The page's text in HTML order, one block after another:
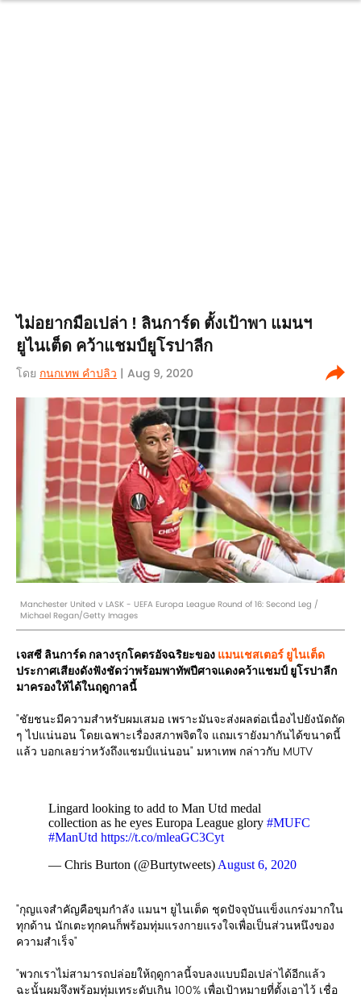
ไม่อยากมือเปล่า ! ลินการ์ด ตั้งเป้าพา แมนฯ
ยูไนเต็ด คว้าแชมป์ยูโรปาลีก
โดย กนกเทพ คำปลิว | Aug 9, 2020
Manchester United v LASK - UEFA Europa League Round of 16: Second Leg /
Michael Regan/Getty Images
เจสซี ลินการ์ด กลางรุกโคตรอัจฉริยะของ แมนเชสเตอร์ ยูไนเต็ด
ประกาศเสียงดังฟังชัดว่าพร้อมพาทัพปีศาจแดงคว้าแชมป์ ยูโรปาลีก
มาครองให้ได้ในฤดูกาลนี้
"ชัยชนะมีความสำหรับผมเสมอ เพราะมันจะส่งผลต่อเนื่องไปยังนัดถัด
ๆ ไปแน่นอน โดยเฉพาะเรื่องสภาพจิตใจ แถมเรายังมากันได้ขนาดนี้
แล้ว บอกเลยว่าหวังถึงแชมป์แน่นอน" มหาเทพ กล่าวกับ MUTV
Lingard looking to add to Man Utd medal
collection as he eyes Europa League glory #MUFC
#ManUtd https://t.co/mleaGC3Cyt
— Chris Burton (@Burtytweets) August 6, 2020
"กุญแจสำคัญคือขุมกำลัง แมนฯ ยูไนเต็ด ชุดปัจจุบันแข็งแกร่งมากใน
ทุกด้าน นักเตะทุกคนก็พร้อมทุ่มแรงกายแรงใจเพื่อเป็นส่วนหนึงของ
ความสำเร็จ"
"พวกเราไม่สามารถปล่อยให้ฤดูกาลนี้จบลงแบบมือเปล่าได้อีกแล้ว
ฉะนั้นผมจึงพร้อมทุ่มเทระดับเกิน 100% เพื่อเป้าหมายที่ตั้งเอาไว้ เชื่อ